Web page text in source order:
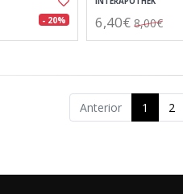
- 20% 6,40€ 8,00€
Anterior 1 2